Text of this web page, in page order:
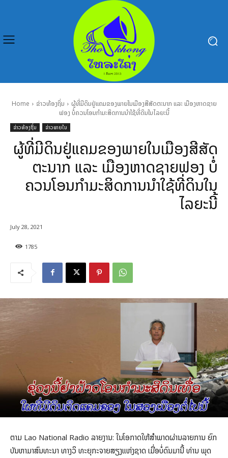
Home ຂ່າວທ້ອງຖິ່ນ
ຜູ້ທີ່ມີດິນຢູ່ແຄມຂອງພາຍໃນເມືອງສີສັດຕະນາກ ແລະ ເມືອງຫາດຊາຍ
ຟອງ ບໍ່ຄວນໂອນກໍາມະສິດການນໍາໃຊ້ທີ່ດິນໃນໄລຍະນີ້
ຂ່າວທ້ອງຖິ່ນ ຂ່າວພາຍໃນ
ຜູ້ທີ່ມີດິນຢູ່ແຄມຂອງພາຍໃນເມືອງສີສັດ
ຕະນາກ ແລະ ເມືອງຫາດຊາຍຟອງ ບໍ່
ຄວນໂອນກໍາມະສິດການນໍາໃຊ້ທີ່ດິນໃນ
ໄລຍະນີ້
1785
July 28, 2021
ຕາມ Lao National Radio ລາຍງານ: ໃນໂອກາດໃຫ້ສໍາພາດຜ່ານລາຍການ ຍົກ
ບັນຫາມາສົນທະນາ ທາງວິ ທະຍຸກະຈາຍສຽງແຫ່ງຊາດ ເມື່ອບໍ່ດົນມານີ້ ທ່ານ ພຸດ